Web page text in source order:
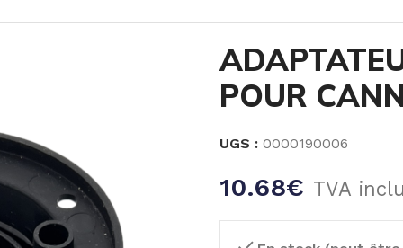
POUR
UGS : 0000190006
10.68€ TVA